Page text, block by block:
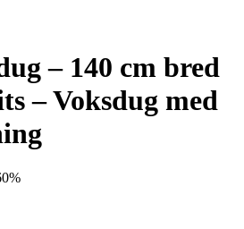
– 140 cm bred
– Voksdug med